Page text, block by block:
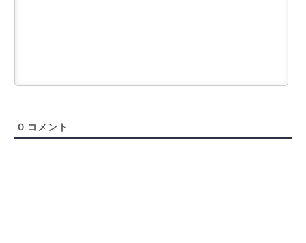
0 コメント